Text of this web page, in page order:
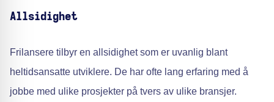
Allsidighet
Frilansere tilbyr en allsidighet som er uvanlig blant
heltidsansatte utviklere. De har ofte lang erfaring med å
jobbe med ulike prosjekter på tvers av ulike bransjer.